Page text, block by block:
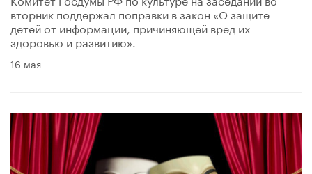
вторник поддержал поправки в закон «О защите
детей от информации, причиняющей вред их
здоровью и развитию».
16 мая